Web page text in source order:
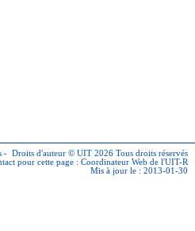
- Droits d'auteur © UIT 2026 Tous droits réservés
pour cette page : Coordinateur Web de l'UIT-R
Mis à jour le : 2013-01-30